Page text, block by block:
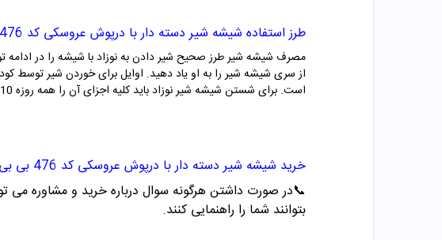
طرز استفاده شیشه شیر دسته دار با درپوش عروسکی کد 476
مصرف شیشه شیر طرز صحیح شیر دادن به نوزاد با شیشه را در ادامه
از سری شیشه شیر را به او یاد دهید. اوایل برای خوردن شیر توسط
است. برای شستن شیشه شیر نوزاد باید کلیه اجزای آن را همه روزه 10 دقیقه در ظرفی با آب جوش قرار دهید تا به خوبی ضدعفونی شوند.
خرید شیشه شیر دسته دار با درپوش عروسکی کد 476 بی
📞در صورت داشتن هرگونه سوال درباره خرید و مشاوره می توانید با
بتوانند شما را راهنمایی کنند.